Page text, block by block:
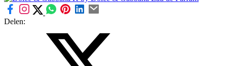
Delen: